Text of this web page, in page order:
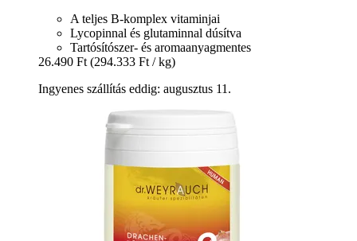
A teljes B-komplex vitaminjai
Lycopinnal és glutaminnal dúsítva
Tartósítószer- és aromaanyagmentes
26.490 Ft (294.333 Ft / kg)
Ingyenes szállítás eddig: augusztus 11.